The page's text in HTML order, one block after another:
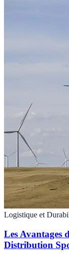
Logistique et
Les Avantages
Distribution